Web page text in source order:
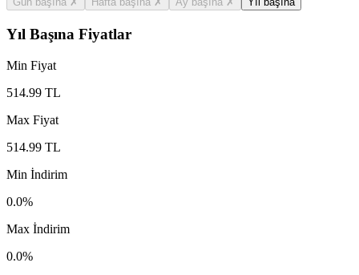
Yıl Başına Fiyatlar
Min Fiyat
514.99 TL
Max Fiyat
514.99 TL
Min İndirim
0.0%
Max İndirim
0.0%